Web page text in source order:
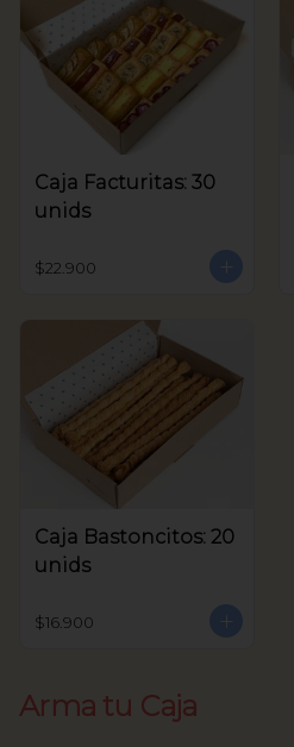
Caja Facturitas: 30
unids
$22.900
Caja Bastoncitos: 20
unids
$16.900
Arma tu Caja